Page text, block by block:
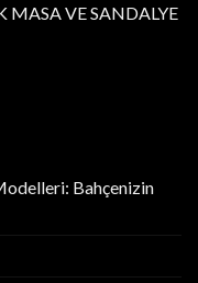
VE SANDALYE
Bahçenizin